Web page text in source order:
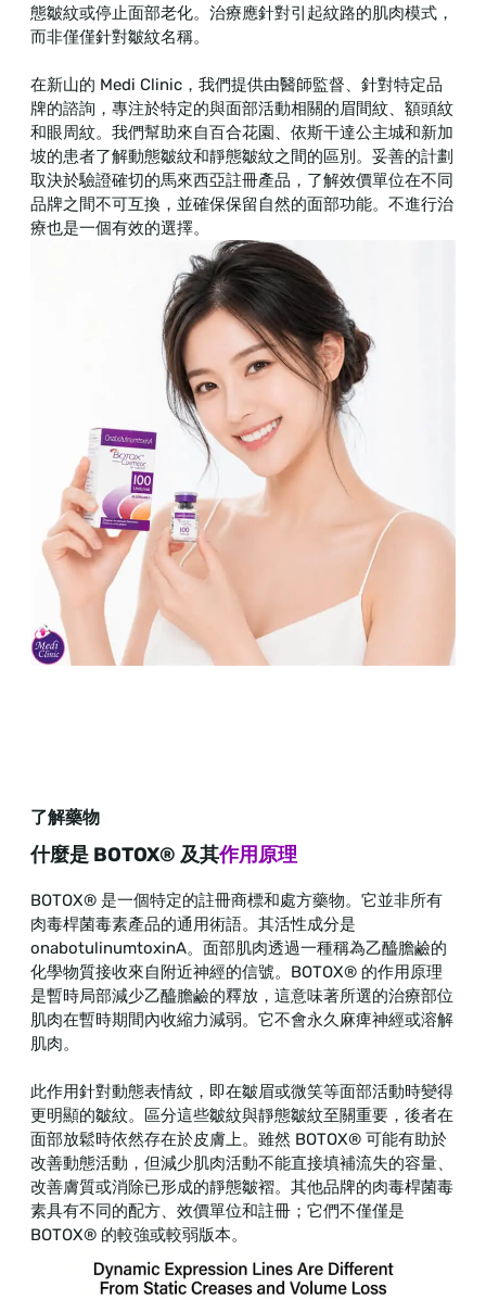
態皺紋或停止面部老化。治療應針對引起紋路的肌肉模式，
而非僅僅針對皺紋名稱。
在新山的 Medi Clinic，我們提供由醫師監督、針對特定品
牌的諮詢，專注於特定的與面部活動相關的眉間紋、額頭紋
和眼周紋。我們幫助來自百合花園、依斯干達公主城和新加
坡的患者了解動態皺紋和靜態皺紋之間的區別。妥善的計劃
取決於驗證確切的馬來西亞註冊產品，了解效價單位在不同
品牌之間不可互換，並確保保留自然的面部功能。不進行治
療也是一個有效的選擇。
了解藥物
什麼是 BOTOX® 及其作用原理
BOTOX® 是一個特定的註冊商標和處方藥物。它並非所有
肉毒桿菌毒素產品的通用術語。其活性成分是
onabotulinumtoxinA。面部肌肉透過一種稱為乙醯膽鹼的
化學物質接收來自附近神經的信號。BOTOX® 的作用原理
是暫時局部減少乙醯膽鹼的釋放，這意味著所選的治療部位
肌肉在暫時期間內收縮力減弱。它不會永久麻痺神經或溶解
肌肉。
此作用針對動態表情紋，即在皺眉或微笑等面部活動時變得
更明顯的皺紋。區分這些皺紋與靜態皺紋至關重要，後者在
面部放鬆時依然存在於皮膚上。雖然 BOTOX® 可能有助於
改善動態活動，但減少肌肉活動不能直接填補流失的容量、
改善膚質或消除已形成的靜態皺褶。其他品牌的肉毒桿菌毒
素具有不同的配方、效價單位和註冊；它們不僅僅是
BOTOX® 的較強或較弱版本。